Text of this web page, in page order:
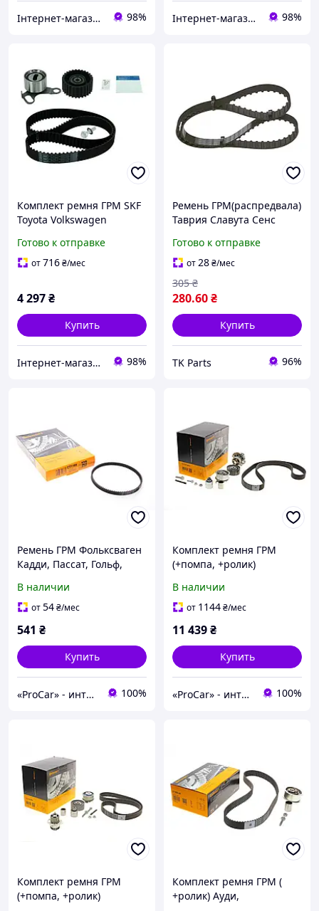
Інтернет-магазин "Запчастини до авто і не тільки" 98% Інтернет-магазин "Запчастини до авто і не тільки" 98%
Комплект ремня ГРМ SKF
Toyota Volkswagen
Готово к отправке
от716₴/мес
4 297₴
Купить
Інтернет-магазин "Запчастини до авто і не тільки" 98%
Ремень ГРМ(распредвала)
Таврия Славута Сенс
Готово к отправке
от28₴/мес
280.60₴
305 ₴
Купить
TK Parts 96%
Ремень ГРМ Фольксваген
Кадди, Пассат, Гольф,
Сеат Леон, Ауди А4 - 1.4
TSI 14- (87x10)
В наличии
от54₴/мес
541 ₴
Купить
«ProCar» - интернет магазин автозапчастей 100%
Комплект ремня ГРМ
(+помпа, +ролик)
Тигуан, Гольф, Сеат, Ауди
А3, А4 2.0TDI 05-18
В наличии
от 1144₴/мес
11 439₴
Купить
«ProCar» - интернет магазин автозапчастей 100%
Комплект ремня ГРМ
(+помпа, +ролик)
Комплект ремня ГРМ (
+ролик) Ауди,